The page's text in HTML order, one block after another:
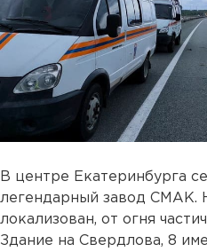
В центре Екатеринбурга
легендарный завод СМАК.
локализован, от огня
Здание на Свердлова, 8